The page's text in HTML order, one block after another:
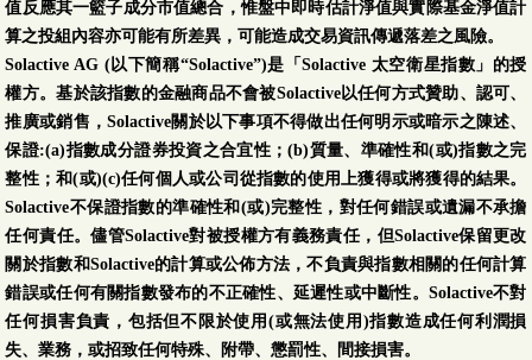
值反應其一籃子成分市值總合，惟盤中即時估計淨值與實際基金淨值計
算之投組內容亦可能有所差異，可能造成交易資訊傳遞落差之風險。
Solactive AG (以下簡稱“Solactive”)是「Solactive 太空衛星指數」的授
權方。基於該指數的金融商品不會被Solactive以任何方式贊助、認可、
推廣或銷售，Solactive關於以下事項不得做出任何明示或暗示之陳述、
保證:(a)指數成分證券投資之合宜性；(b)質量、準確性和(或)指數之完
整性；和(或)(c)任何個人或公司從指數的使用上獲得或將獲得的結果。
Solactive不保證指數的準確性和(或)完整性，對任何錯誤或遺漏不承擔
任何責任。儘管Solactive對被授權方有義務責任，但Solactive保留更改
關於指數和Solactive的計算或公佈方法，不負責與指數相關的任何計算
錯誤或任何有關指數發布的不正確性、延遲性或中斷性。Solactive不對
任何損害負責，包括但不限於使用(或無法使用)指數造成任何利潤損
失、業務，或招致任何特殊、附帶、懲罰性、間接損害。